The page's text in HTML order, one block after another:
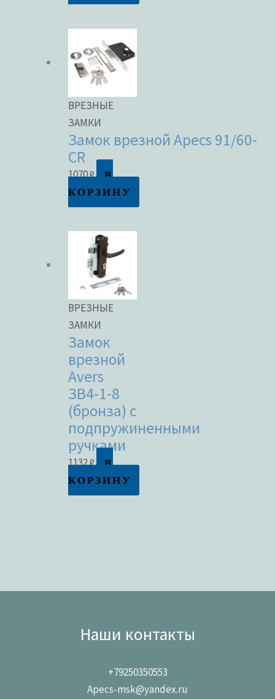
ВРЕЗНЫЕ
ЗАМКИ
Замок врезной Apecs 91/60-
CR
1070₽
В
КОРЗИНУ
ВРЕЗНЫЕ
ЗАМКИ
Замок
врезной
Avers
ЗВ4-1-8
(бронза) с
подпружиненными
ручками
1132₽
В
КОРЗИНУ
Наши контакты
+79250350553
Apecs-msk@yandex.ru